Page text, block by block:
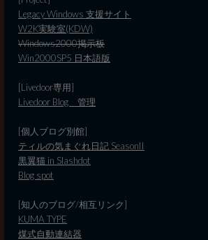
Legacy Windows 支援サイト
W2K実験室(KDW)
Windows2000掲示板
Win2000SP5 日本語版
[Livedoor専用]
Livedoor Blog 管理
[個人ブログ別館]
ティルの気まぐれ日記 SeasonII
黒翼猫 in Slashdot
Blog spot
[知人のブログ/相互リンク]
KUMA TYPE
煤式自動連結器